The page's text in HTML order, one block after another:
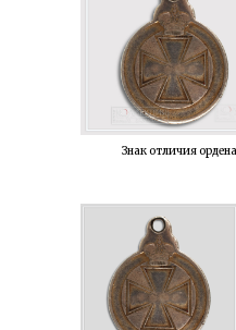
Знак отличия